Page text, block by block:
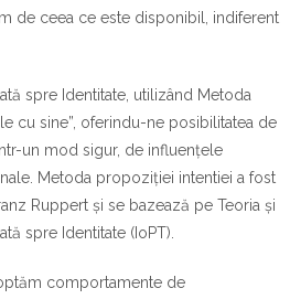
de ceea ce este disponibil, indiferent
spre Identitate, utilizând Metoda
cu sine”, oferindu-ne posibilitatea de
un mod sigur, de influențele
Metoda propoziției intentiei a fost
Ruppert și se bazează pe Teoria și
spre Identitate (IoPT).
comportamente de